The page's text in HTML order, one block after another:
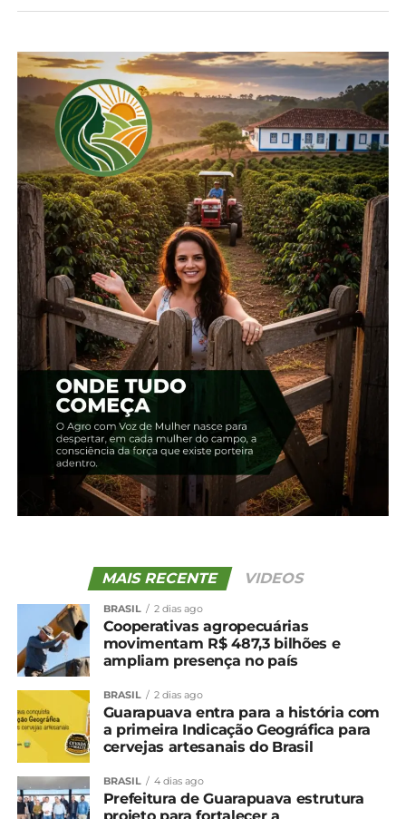
*Cepea
Compartilhe isso:
Facebook 18+
Relacionado
Produtores de trigo estão
atentos ao clima
22 de outubro, 2024
Em "Brasil"
Trigo: Demanda segue
firme, mas clima
preocupa produtores
23 de julho, 2024
Em "Brasil"
Trigo: Clima prejudica
lavouras no Sul; preços
sobem com força em SP
29 de outubro, 2024
Em "Brasil"
TÓPICOS RELACIONADOS:
UP NEXT
Exportações de suínos são as menores desde
fevereiro de 2023
BNDES disponibiliza mais R$ 1,4 bi para o
Plano Safra 2023-24
MAIS RECENTE VIDEOS
BRASIL 2 dias ago
Cooperativas agropecuárias
movimentam R$ 487,3 bilhões e
ampliam presença no país
BRASIL 2 dias ago
Guarapuava entra para a história com
a primeira Indicação Geográfica para
cervejas artesanais do Brasil
BRASIL 4 dias ago
Prefeitura de Guarapuava estrutura